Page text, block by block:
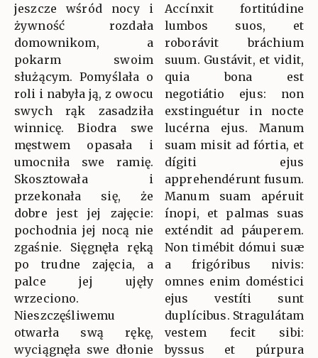
jeszcze wśród nocy i
żywność rozdała
domownikom, a
pokarm swoim
służącym. Pomyślała o
roli i nabyła ją, z owocu
swych rąk zasadziła
winnicę. Biodra swe
męstwem opasała i
umocniła swe ramię.
Skosztowała i
przekonała się, że
dobre jest jej zajęcie:
pochodnia jej nocą nie
zgaśnie. Sięgnęła ręką
po trudne zajęcia, a
palce jej ujęły
wrzeciono.
Nieszczęśliwemu
otwarła swą rękę,
wyciągnęła swe dłonie
Accínxit fortitúdine
lumbos suos, et
roborávit bráchium
suum. Gustávit, et vidit,
quia bona est
negotiátio ejus: non
exstinguétur in nocte
lucérna ejus. Manum
suam misit ad fórtia, et
dígiti ejus
apprehendérunt fusum.
Manum suam apéruit
ínopi, et palmas suas
exténdit ad páuperem.
Non timébit dómui suæ
a frigóribus nivis:
omnes enim doméstici
ejus vestíti sunt
duplícibus. Stragulátam
vestem fecit sibi:
byssus et púrpura